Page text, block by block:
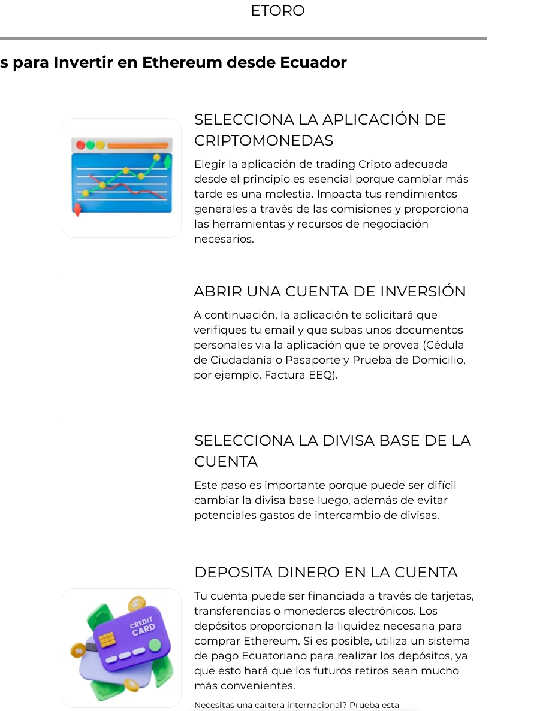
ETORO
para Invertir en Ethereum desde Ecuador
SELECCIONA LA APLICACIÓN DE
CRIPTOMONEDAS
Elegir la aplicación de trading Cripto adecuada
desde el principio es esencial porque cambiar más
tarde es una molestia. Impacta tus rendimientos
generales a través de las comisiones y proporciona
las herramientas y recursos de negociación
necesarios.
ABRIR UNA CUENTA DE INVERSIÓN
A continuación, la aplicación te solicitará que
verifiques tu email y que subas unos documentos
personales via la aplicación que te provea (Cédula
de Ciudadanía o Pasaporte y Prueba de Domicilio,
por ejemplo, Factura EEQ).
SELECCIONA LA DIVISA BASE DE LA
CUENTA
Este paso es importante porque puede ser difícil
cambiar la divisa base luego, además de evitar
potenciales gastos de intercambio de divisas.
DEPOSITA DINERO EN LA CUENTA
Tu cuenta puede ser financiada a través de tarjetas,
transferencias o monederos electrónicos. Los
depósitos proporcionan la liquidez necesaria para
comprar Ethereum. Si es posible, utiliza un sistema
de pago Ecuatoriano para realizar los depósitos, ya
que esto hará que los futuros retiros sean mucho
más convenientes.
Necesitas una cartera internacional? Prueba esta